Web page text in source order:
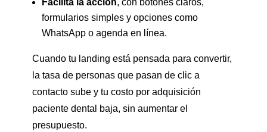
formularios simples y opciones como
WhatsApp o agenda en línea.
Cuando tu landing está pensada para convertir,
la tasa de personas que pasan de clic a
contacto sube y tu costo por adquisición
paciente dental baja, sin aumentar el
presupuesto.